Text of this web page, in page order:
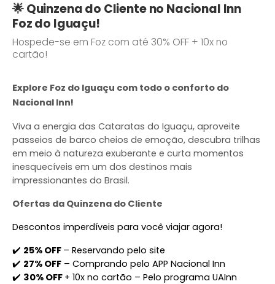
🌟 Quinzena do Cliente no Nacional Inn
Foz do Iguaçu!
Hospede-se em Foz com até 30% OFF + 10x no
cartão!
Explore Foz do Iguaçu com todo o conforto do
Nacional Inn!
Viva a energia das Cataratas do Iguaçu, aproveite
passeios de barco cheios de emoção, descubra trilhas
em meio à natureza exuberante e curta momentos
inesquecíveis em um dos destinos mais
impressionantes do Brasil.
Ofertas da Quinzena do Cliente
Descontos imperdíveis para você viajar agora!
✔️ 25% OFF – Reservando pelo site
✔️ 27% OFF – Comprando pelo APP Nacional Inn
✔️ 30% OFF + 10x no cartão – Pelo programa UAInn